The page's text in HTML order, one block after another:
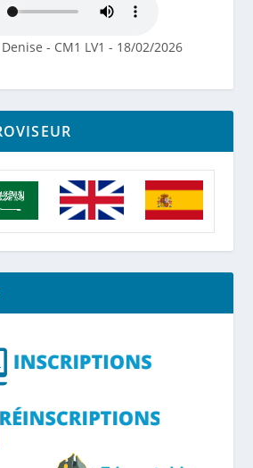
- CM1 LV1 - 18/02/2026